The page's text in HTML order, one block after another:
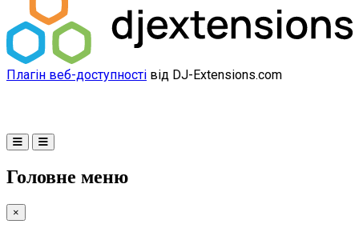
Плагін веб-доступності від DJ-Extensions.com
Головне меню
×